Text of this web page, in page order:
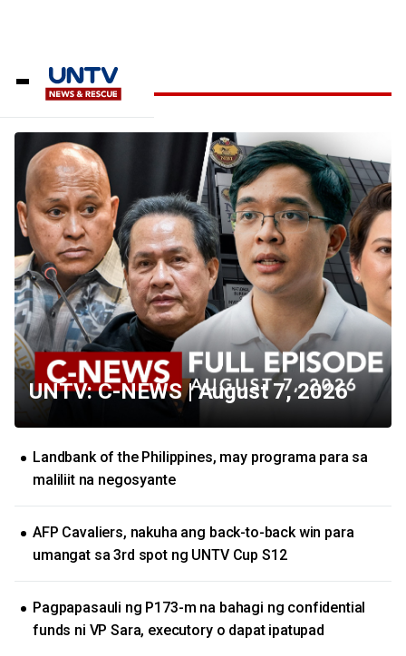
News on the dot
UNTV: C-NEWS | August 7, 2026
Landbank of the Philippines, may programa para sa
maliliit na negosyante
AFP Cavaliers, nakuha ang back-to-back win para
umangat sa 3rd spot ng UNTV Cup S12
Pagpapasauli ng P173-m na bahagi ng confidential
funds ni VP Sara, executory o dapat ipatupad